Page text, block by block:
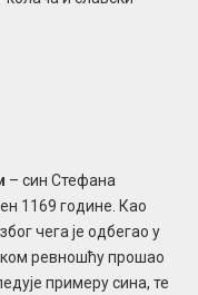
– син Стефана
1169 године. Као
чега је одбегао у
ревношћу прошао
примеру сина, те